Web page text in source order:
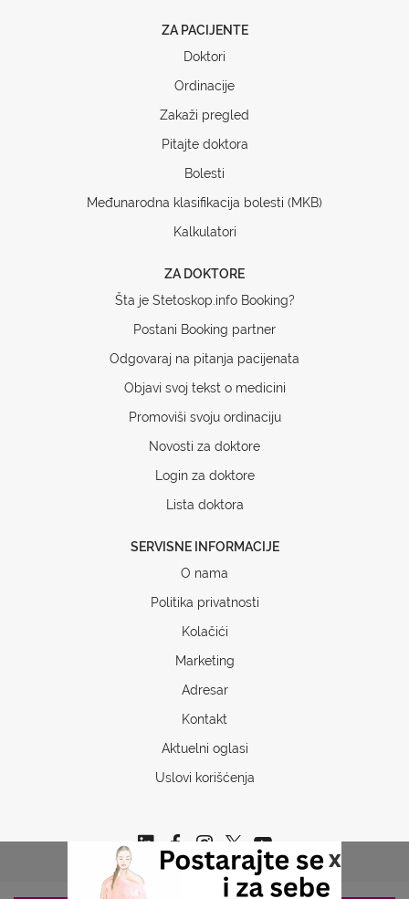
x
ZA PACIJENTE
Doktori
Ordinacije
Zakaži pregled
Pitajte doktora
Bolesti
Međunarodna klasifikacija bolesti (MKB)
Kalkulatori
ZA DOKTORE
Šta je Stetoskop.info Booking?
Postani Booking partner
Odgovaraj na pitanja pacijenata
Objavi svoj tekst o medicini
Promoviši svoju ordinaciju
Novosti za doktore
Login za doktore
Lista doktora
SERVISNE INFORMACIJE
O nama
Politika privatnosti
Kolačići
Marketing
Adresar
Kontakt
Aktuelni oglasi
Uslovi korišćenja